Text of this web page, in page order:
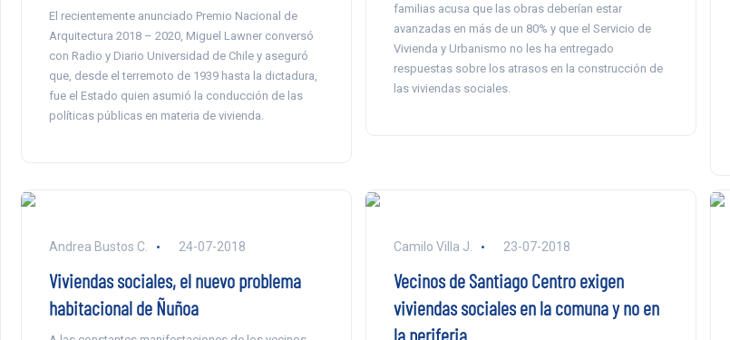
El recientemente anunciado Premio Nacional de
Arquitectura 2018 – 2020, Miguel Lawner conversó
con Radio y Diario Universidad de Chile y aseguró
que, desde el terremoto de 1939 hasta la dictadura,
fue el Estado quien asumió la conducción de las
políticas públicas en materia de vivienda.
familias acusa que las obras deberían estar
avanzadas en más de un 80% y que el Servicio de
Vivienda y Urbanismo no les ha entregado
respuestas sobre los atrasos en la construcción de
las viviendas sociales.
Andrea Bustos C. 24-07-2018
Viviendas sociales, el nuevo problema
habitacional de Ñuñoa
Camilo Villa J. 23-07-2018
Vecinos de Santiago Centro exigen
viviendas sociales en la comuna y no en
la periferia